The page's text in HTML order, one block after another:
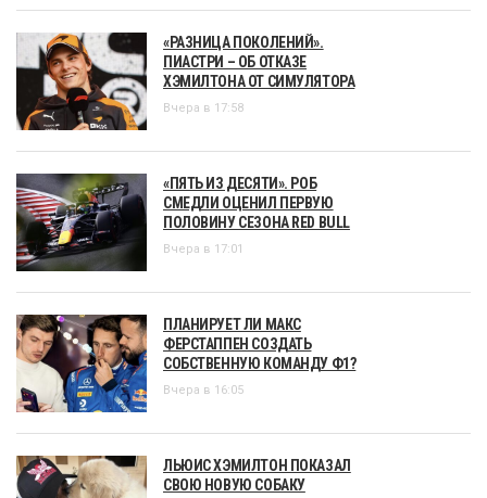
«РАЗНИЦА ПОКОЛЕНИЙ».
ПИАСТРИ – ОБ ОТКАЗЕ
ХЭМИЛТОНА ОТ СИМУЛЯТОРА
Вчера в 17:58
«ПЯТЬ ИЗ ДЕСЯТИ». РОБ
СМЕДЛИ ОЦЕНИЛ ПЕРВУЮ
ПОЛОВИНУ СЕЗОНА RED BULL
Вчера в 17:01
ПЛАНИРУЕТ ЛИ МАКС
ФЕРСТАППЕН СОЗДАТЬ
СОБСТВЕННУЮ КОМАНДУ Ф1?
Вчера в 16:05
ЛЬЮИС ХЭМИЛТОН ПОКАЗАЛ
СВОЮ НОВУЮ СОБАКУ